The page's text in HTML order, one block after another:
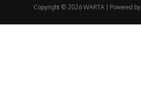
Copyright © 2026 WARTA | Powered by